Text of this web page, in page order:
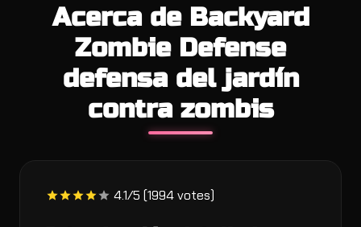
Acerca de Backyard
Zombie Defense
defensa del jardín
contra zombis
4.1/5 (1994 votes)